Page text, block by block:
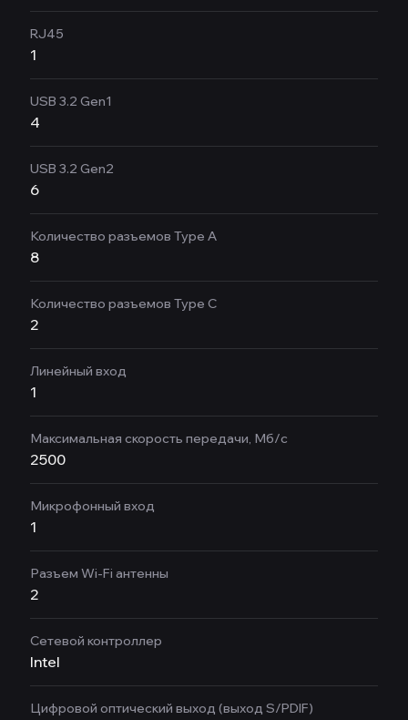
RJ45
1
USB 3.2 Gen1
4
USB 3.2 Gen2
6
Количество разъемов Type A
8
Количество разъемов Type C
2
Линейный вход
1
Максимальная скорость передачи, Мб/с
2500
Микрофонный вход
1
Разъем Wi-Fi антенны
2
Сетевой контроллер
Intel
Цифровой оптический выход (выход S/PDIF)